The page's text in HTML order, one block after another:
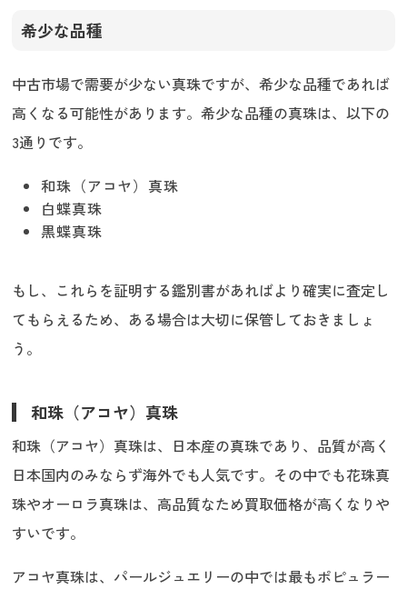
希少な品種
中古市場で需要が少ない真珠ですが、希少な品種であれば
高くなる可能性があります。希少な品種の真珠は、以下の
3通りです。
和珠（アコヤ）真珠
白蝶真珠
黒蝶真珠
もし、これらを証明する鑑別書があればより確実に査定し
てもらえるため、ある場合は大切に保管しておきましょ
う。
和珠（アコヤ）真珠
和珠（アコヤ）真珠は、日本産の真珠であり、品質が高く
日本国内のみならず海外でも人気です。その中でも花珠真
珠やオーロラ真珠は、高品質なため買取価格が高くなりや
すいです。
アコヤ真珠は、パールジュエリーの中では最もポピュラー